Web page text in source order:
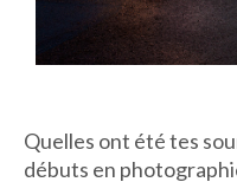
Quelles ont été tes
débuts en